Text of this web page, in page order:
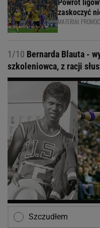
Powrót
zaskoczyć
MATERIAŁ
1/10 Bernarda Blauta -
szkoleniowca, z racji
Szczudłem